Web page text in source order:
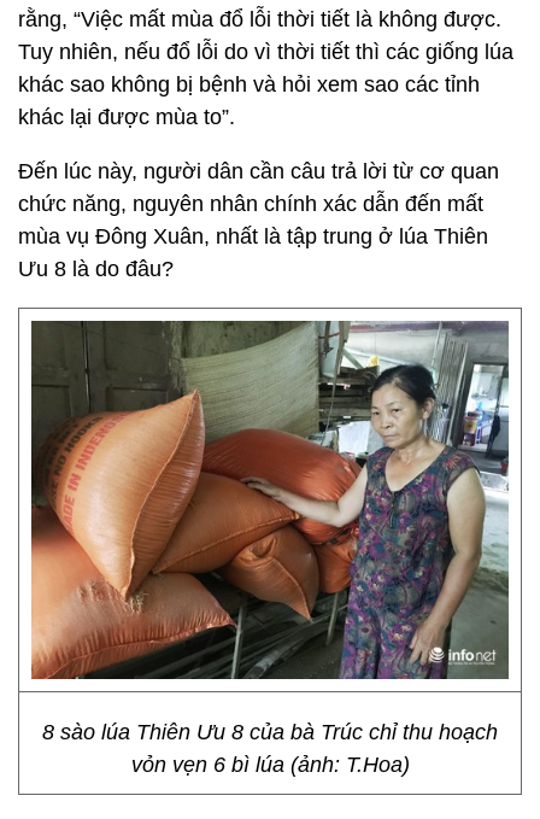
rằng, “Việc mất mùa đổ lỗi thời tiết là không được.
Tuy nhiên, nếu đổ lỗi do vì thời tiết thì các giống lúa
khác sao không bị bệnh và hỏi xem sao các tỉnh
khác lại được mùa to”.
Đến lúc này, người dân cần câu trả lời từ cơ quan
chức năng, nguyên nhân chính xác dẫn đến mất
mùa vụ Đông Xuân, nhất là tập trung ở lúa Thiên
Ưu 8 là do đâu?
8 sào lúa Thiên Ưu 8 của bà Trúc chỉ thu hoạch
vỏn vẹn 6 bì lúa (ảnh: T.Hoa)